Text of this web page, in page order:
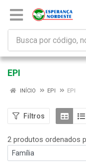
EPI
INÍCIO EPI EPI
Filtros
2 produtos ordenados